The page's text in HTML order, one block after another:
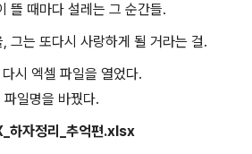
뜰 때마다 설레는 그 순간들.
그는 또다시 사랑하게 될 거라는 걸.
시 엑셀 파일을 열었다.
파일명을 바꿨다.
하자정리_추억편.xlsx